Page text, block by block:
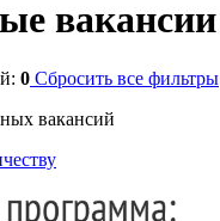
вакансии
0 Сбросить все фильтры
вакансий